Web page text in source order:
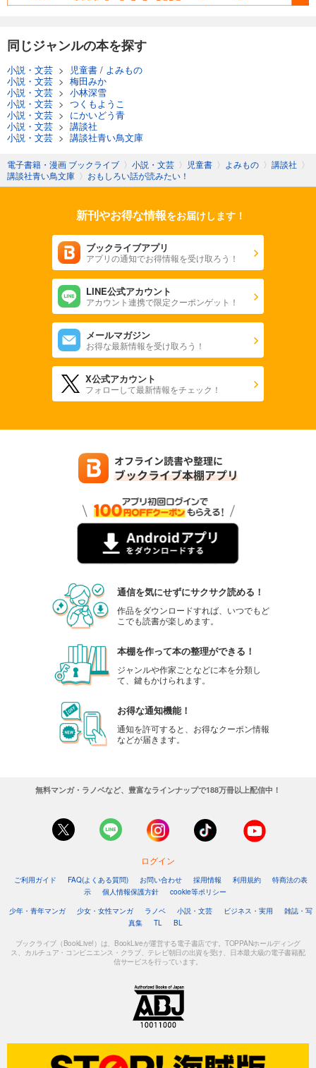
同じジャンルの本を探す
小説・文芸 > 児童書 / よみもの
小説・文芸 > 梅田みか
小説・文芸 > 小林深雪
小説・文芸 > つくもようこ
小説・文芸 > にかいどう青
小説・文芸 > 講談社
小説・文芸 > 講談社青い鳥文庫
電子書籍・漫画 ブックライブ 〉 小説・文芸 〉 児童書 〉 よみもの 〉 講談社 〉
講談社青い鳥文庫 〉 おもしろい話が読みたい！
新刊やお得な情報をお届けします！
ブックライブアプリ
アプリの通知でお得情報を受け取ろう！
LINE公式アカウント
アカウント連携で限定クーポンゲット！
メールマガジン
お得な最新情報を受け取ろう！
X公式アカウント
フォローして最新情報をチェック！
通信を気にせずにサクサク読める！
作品をダウンロードすれば、いつでもど
こでも読書が楽しめます。
本棚を作って本の整理ができる！
ジャンルや作家ごとなどに本を分類し
て、鍵もかけられます。
お得な通知機能！
通知を許可すると、お得なクーポン情報
などが届きます。
無料マンガ・ラノベなど、豊富なラインナップで188万冊以上配信中！
ログイン
ご利用ガイド FAQ(よくある質問) お問い合わせ 採用情報 利用規約
特商法の表
示
個人情報保護方針
cookie等ポリシー
少年・青年マンガ
少女・女性マンガ ラノベ 小説・文芸 ビジネス・実用
雑誌・写
真集
TL BL
ブックライブ（BookLive!）は、BookLiveが運営する電子書店です。TOPPANホールディング
ス、カルチュア・コンビニエンス・クラブ、テレビ朝日の出資を受け、日本最大級の電子書籍配
信サービスを行っています。